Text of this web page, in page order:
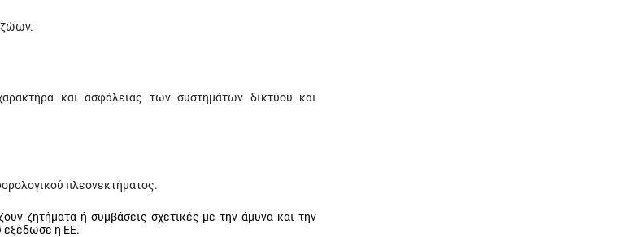
ζώων.
και ασφάλειας των συστημάτων δικτύου και
πλεονεκτήματος.
ζητήματα ή συμβάσεις σχετικές με την άμυνα και την
εξέδωσε η ΕΕ.